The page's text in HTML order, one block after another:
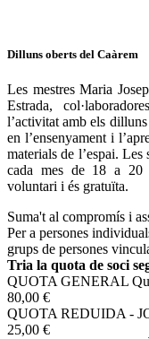
Dilluns oberts del Caàrem
Les mestres Maria
Estrada,
l’activitat amb els dilluns
en l’ensenyament i
materials de l’espai. Les
cada mes de 18 a 20
voluntari i és gratuïta.
Suma't al compromís i
Per a persones
grups de persones
Tria la quota de soci
QUOTA GENERAL
80,00 €
QUOTA REDUIDA -
25,00 €